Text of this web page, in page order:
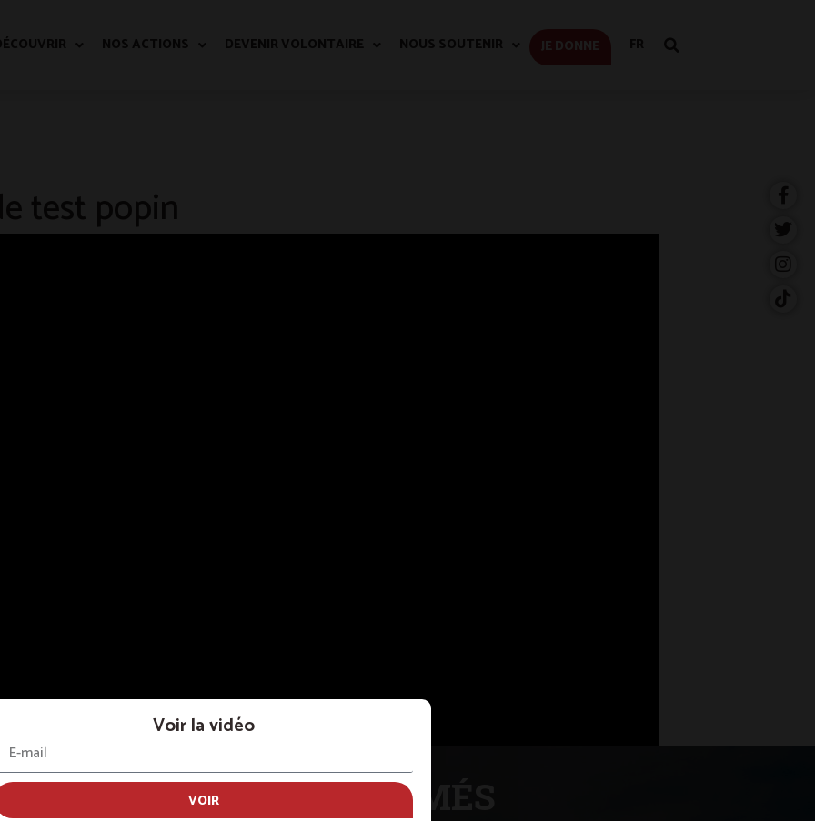
NOS ACTIONS DEVENIR VOLONTAIRE NOUS SOUTENIR JE DONNE FR
test popin
Voir la vidéo
VOIR
LES PREMIERS INFORMÉS